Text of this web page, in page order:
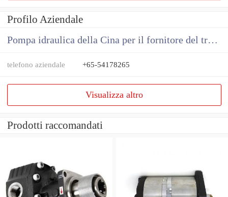
Profilo Aziendale
Pompa idraulica della Cina per il fornitore del trattore
telefono aziendale +65-54178265
Visualizza altro
Prodotti raccomandati